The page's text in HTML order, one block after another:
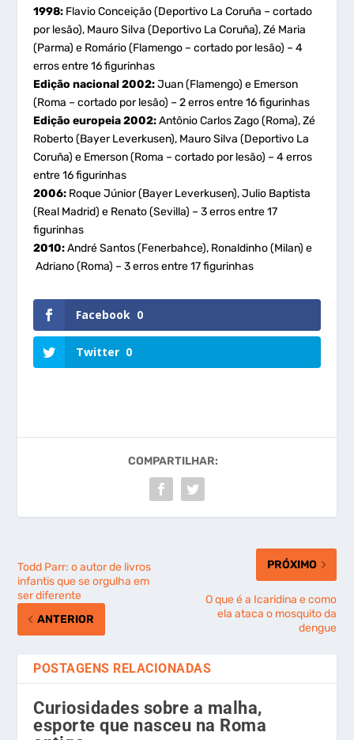
1998: Flavio Conceição (Deportivo La Coruña – cortado
por lesão), Mauro Silva (Deportivo La Coruña), Zé Maria
(Parma) e Romário (Flamengo – cortado por lesão) – 4
erros entre 16 figurinhas
Edição nacional 2002:Juan (Flamengo) e Emerson
(Roma – cortado por lesão) – 2 erros entre 16 figurinhas
Edição europeia 2002:Antônio Carlos Zago (Roma), Zé
Roberto (Bayer Leverkusen), Mauro Silva (Deportivo La
Coruña) e Emerson (Roma – cortado por lesão) – 4 erros
entre 16 figurinhas
2006: Roque Júnior (Bayer Leverkusen), Julio Baptista
(Real Madrid) e Renato (Sevilla) – 3 erros entre 17
figurinhas
2010:André Santos (Fenerbahce), Ronaldinho (Milan) e
Adriano (Roma) – 3 erros entre 17 figurinhas
Facebook 0
Twitter 0
COMPARTILHAR:
Todd Parr: o autor de livros
infantis que se orgulha em
ser diferente
ANTERIOR
PRÓXIMO
O que é a Icaridina e como
ela ataca o mosquito da
dengue
POSTAGENS RELACIONADAS
Curiosidades sobre a malha,
esporte que nasceu na Roma